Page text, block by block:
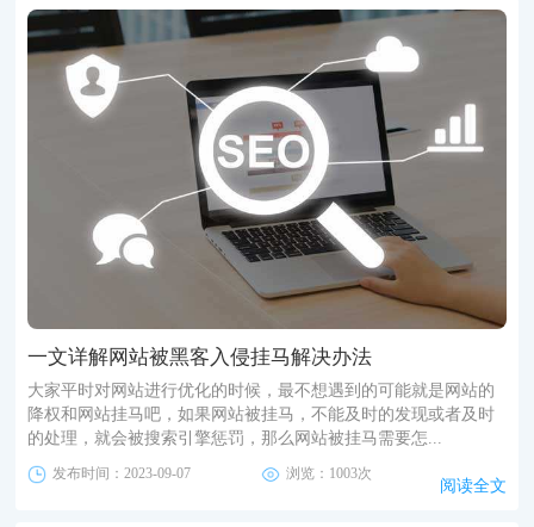
一文详解网站被黑客入侵挂马解决办法
大家平时对网站进行优化的时候，最不想遇到的可能就是网站的
降权和网站挂马吧，如果网站被挂马，不能及时的发现或者及时
的处理，就会被搜索引擎惩罚，那么网站被挂马需要怎...
发布时间：2023-09-07 浏览：1003次
阅读全文